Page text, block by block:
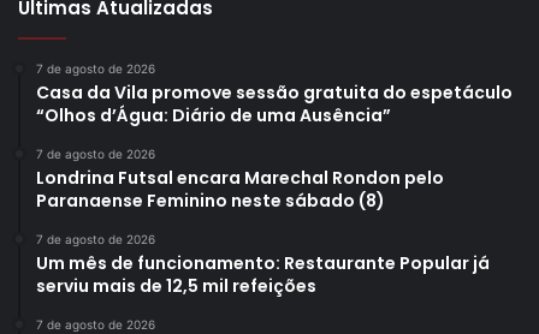
Últimas Atualizadas
7 de agosto de 2026
Casa da Vila promove sessão gratuita do espetáculo
“Olhos d’Água: Diário de uma Ausência”
7 de agosto de 2026
Londrina Futsal encara Marechal Rondon pelo
Paranaense Feminino neste sábado (8)
7 de agosto de 2026
Um mês de funcionamento: Restaurante Popular já
serviu mais de 12,5 mil refeições
7 de agosto de 2026